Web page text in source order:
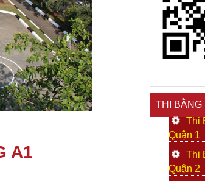
A1
THI BẰNG
Thi
Quận 1
Thi
Quận 2